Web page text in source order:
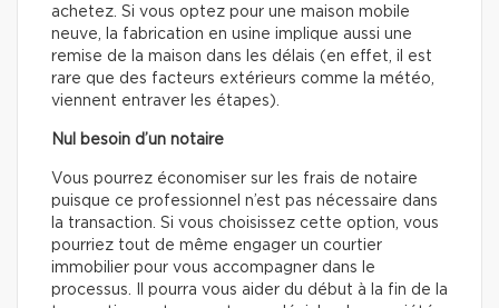
achetez. Si vous optez pour une maison mobile
neuve, la fabrication en usine implique aussi une
remise de la maison dans les délais (en effet, il est
rare que des facteurs extérieurs comme la météo,
viennent entraver les étapes).
Nul besoin d’un notaire
Vous pourrez économiser sur les frais de notaire
puisque ce professionnel n’est pas nécessaire dans
la transaction. Si vous choisissez cette option, vous
pourriez tout de même engager un courtier
immobilier pour vous accompagner dans le
processus. Il pourra vous aider du début à la fin de la